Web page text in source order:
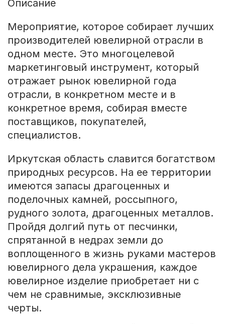
Описание
Мероприятие, которое собирает лучших
производителей ювелирной отрасли в
одном месте. Это многоцелевой
маркетинговый инструмент, который
отражает рынок ювелирной года
отрасли, в конкретном месте и в
конкретное время, собирая вместе
поставщиков, покупателей,
специалистов.
Иркутская область славится богатством
природных ресурсов. На ее территории
имеются запасы драгоценных и
поделочных камней, россыпного,
рудного золота, драгоценных металлов.
Пройдя долгий путь от песчинки,
спрятанной в недрах земли до
воплощенного в жизнь руками мастеров
ювелирного дела украшения, каждое
ювелирное изделие приобретает ни с
чем не сравнимые, эксклюзивные
черты.